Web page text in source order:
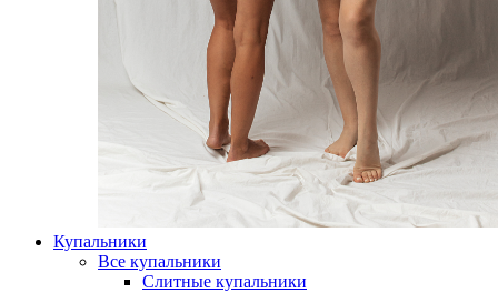
Купальники
Все купальники
Слитные купальники